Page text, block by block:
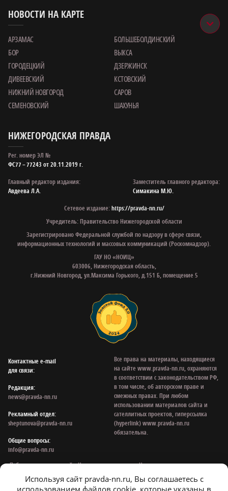
НОВОСТИ НА КАРТЕ
АРЗАМАС
БОЛЬШЕБОЛДИНСКИЙ
БОР
ВЫКСА
ГОРОДЕЦКИЙ
ДЗЕРЖИНСК
ДИВЕЕВСКИЙ
КСТОВСКИЙ
НИЖНИЙ НОВГОРОД
САРОВ
СЕМЕНОВСКИЙ
ШАХУНЬЯ
НИЖЕГОРОДСКАЯ ПРАВДА
Рег. номер ЭЛ №
ФС77 – 77243 от 20.11.2019 г.
Главный редактор издания:
Авдеева Л.А.
Заместитель главного редактора:
Симакина М.Ю.
Сетевое издание:https://pravda-nn.ru/
Учредитель: Правительство Нижегородской области
Зарегистрировано Федеральной службой по надзору в сфере связи,
информационных технологий и массовых коммуникаций (Роскомнадзор).
ГАУ НО «НОИЦ»
603006, Нижегородская область,
г.Нижний Новгород, ул.Максима Горького, д.151 Б, помещение 5
Контактные e‑mail
для связи:
Редакция:
news@pravda-nn.ru
Рекламный отдел:
sheptunova@pravda-nn.ru
Общие вопросы:
info@pravda-nn.ru
Все права на материалы, находящиеся
на сайте www.pravda-nn.ru, охраняются
в соответствии с законодательством РФ,
в том числе, об авторском праве и
смежных правах. При любом
использовании материалов сайта и
сателлитных проектов, гиперссылка
(hyperlink) www.pravda-nn.ru
обязательна.
Публикации с пометкой «На правах рекламы», «Новости компании» оплачены
рекламодателем. Редакция сайта не несет ответственности за достоверность
информации, содержащейся в рекламных объявлениях.
Используя сайт pravda-nn.ru, Вы соглашаетесь с
использованием файлов cookie, которые указаны в